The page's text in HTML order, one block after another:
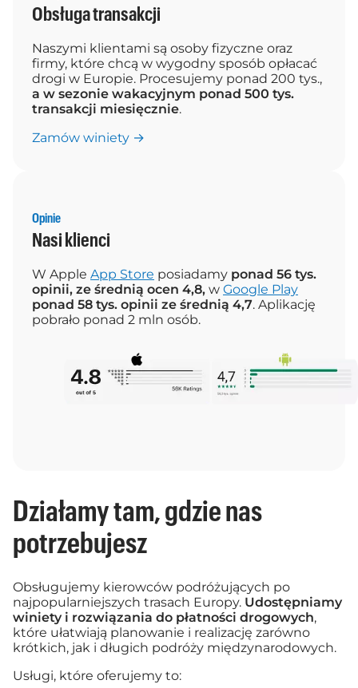
Obsługa transakcji
Naszymi klientami są osoby fizyczne oraz
firmy, które chcą w wygodny sposób opłacać
drogi w Europie. Procesujemy ponad 200 tys.,
a w sezonie wakacyjnym ponad 500 tys.
transakcji miesięcznie.
Zamów winiety →
Opinie
Nasi klienci
W Apple App Store posiadamy ponad 56 tys.
opinii, ze średnią ocen 4,8, w Google Play
ponad 58 tys. opinii ze średnią 4,7. Aplikację
pobrało ponad 2 mln osób.
Działamy tam, gdzie nas
potrzebujesz
Obsługujemy kierowców podróżujących po
najpopularniejszych trasach Europy. Udostępniamy
winiety i rozwiązania do płatności drogowych,
które ułatwiają planowanie i realizację zarówno
krótkich, jak i długich podróży międzynarodowych.
Usługi, które oferujemy to: